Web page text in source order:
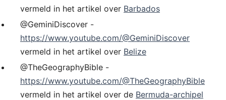
vermeld in het artikel over Barbados
@GeminiDiscover -
https://www.youtube.com/@GeminiDiscover
vermeld in het artikel over Belize
@TheGeographyBible -
https://www.youtube.com/@TheGeographyBible
vermeld in het artikel over de Bermuda-archipel